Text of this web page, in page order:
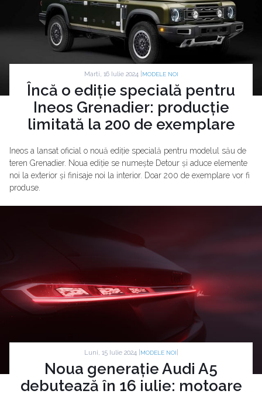
Marti, 16 Iulie 2024 | MODELE NOI
Încă o ediție specială pentru
Ineos Grenadier: producție
limitată la 200 de exemplare
Ineos a lansat oficial o nouă ediție specială pentru modelul său de
teren Grenadier. Noua ediție se numește Detour și aduce elemente
noi la exterior și finisaje noi la interior. Doar 200 de exemplare vor fi
produse.
Luni, 15 Iulie 2024 | MODELE NOI
Noua generație Audi A5
debutează în 16 iulie: motoare